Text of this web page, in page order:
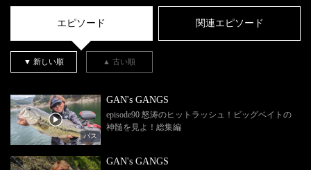
エピソード 関連エピソード
▼ 新しい順 ▲ 古い順
バス
GAN's GANGS
episode90 怒涛のヒットラッシュ！ビッグベイトの
神髄を見よ！総集編
GAN's GANGS